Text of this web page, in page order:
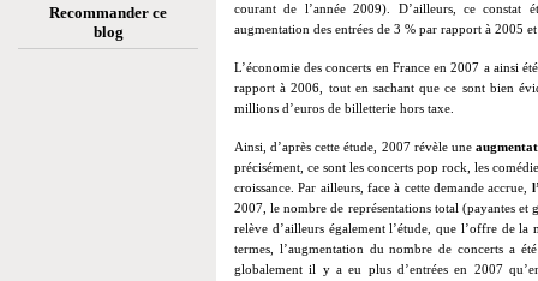
Recommander ce
blog
courant de l’année 2009). D’ailleurs, ce constat
augmentation des entrées de 3 % par rapport à 2005
L’économie des concerts en France en 2007 a ainsi
rapport à 2006, tout en sachant que ce sont bien
millions d’euros de billetterie hors taxe.
Ainsi, d’après cette étude, 2007 révèle une
précisément, ce sont les concerts pop rock, les
croissance. Par ailleurs, face à cette demande accrue,
2007, le nombre de représentations total (payantes
relève d’ailleurs également l’étude, que l’offre de
termes, l’augmentation du nombre de concerts a
globalement il y a eu plus d’entrées en 2007